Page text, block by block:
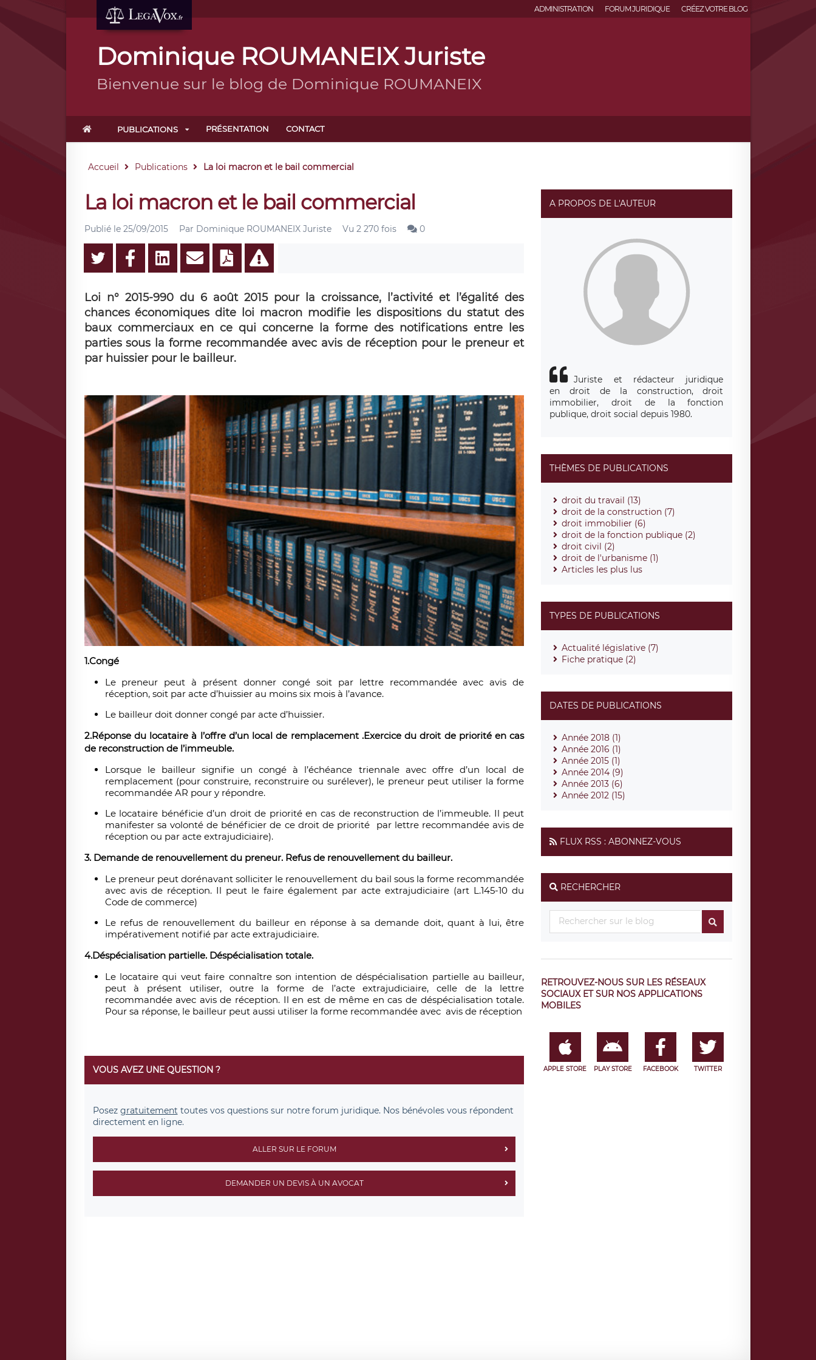
ADMINISTRATION FORUM JURIDIQUE CRÉEZ VOTRE BLOG
Dominique ROUMANEIX Juriste
Bienvenue sur le blog de Dominique ROUMANEIX
PUBLICATIONS PRÉSENTATION CONTACT
Accueil Publications La loi macron et le bail commercial
La loi macron et le bail commercial
Publié le 25/09/2015 Par Dominique ROUMANEIX Juriste Vu 2 270 fois 0
Loi n° 2015-990 du 6 août 2015 pour la croissance, l’activité et l’égalité des
chances économiques dite loi macron modifie les dispositions du statut des
baux commerciaux en ce qui concerne la forme des notifications entre les
parties sous la forme recommandée avec avis de réception pour le preneur et
par huissier pour le bailleur.
1.Congé
Le preneur peut à présent donner congé soit par lettre recommandée avec avis de
réception, soit par acte d’huissier au moins six mois à l’avance.
Le bailleur doit donner congé par acte d’huissier.
2.Réponse du locataire à l’offre d’un local de remplacement .Exercice du droit de priorité en cas
de reconstruction de l’immeuble.
Lorsque le bailleur signifie un congé à l’échéance triennale avec offre d’un local de
remplacement (pour construire, reconstruire ou surélever), le preneur peut utiliser la forme
recommandée AR pour y répondre.
Le locataire bénéficie d’un droit de priorité en cas de reconstruction de l’immeuble. Il peut
manifester sa volonté de bénéficier de ce droit de priorité par lettre recommandée avis de
réception ou par acte extrajudiciaire).
3. Demande de renouvellement du preneur. Refus de renouvellement du bailleur.
Le preneur peut dorénavant solliciter le renouvellement du bail sous la forme recommandée
avec avis de réception. Il peut le faire également par acte extrajudiciaire (art L.145-10 du
Code de commerce)
Le refus de renouvellement du bailleur en réponse à sa demande doit, quant à lui, être
impérativement notifié par acte extrajudiciaire.
4.Déspécialisation partielle. Déspécialisation totale.
Le locataire qui veut faire connaître son intention de déspécialisation partielle au bailleur,
peut à présent utiliser, outre la forme de l’acte extrajudiciaire, celle de la lettre
recommandée avec avis de réception. Il en est de même en cas de déspécialisation totale.
Pour sa réponse, le bailleur peut aussi utiliser la forme recommandée avec avis de réception
VOUS AVEZ UNE QUESTION ?
Posez gratuitement toutes vos questions sur notre forum juridique. Nos bénévoles vous répondent
directement en ligne.
ALLER SUR LE FORUM
DEMANDER UN DEVIS À UN AVOCAT
A PROPOS DE L'AUTEUR
Juriste et rédacteur juridique
en droit de la construction, droit
immobilier, droit de la fonction
publique, droit social depuis 1980.
THÈMES DE PUBLICATIONS
droit du travail (13)
droit de la construction (7)
droit immobilier (6)
droit de la fonction publique (2)
droit civil (2)
droit de l'urbanisme (1)
Articles les plus lus
TYPES DE PUBLICATIONS
Actualité législative (7)
Fiche pratique (2)
DATES DE PUBLICATIONS
Année 2018 (1)
Année 2016 (1)
Année 2015 (1)
Année 2014 (9)
Année 2013 (6)
Année 2012 (15)
FLUX RSS : ABONNEZ-VOUS
RECHERCHER
RETROUVEZ-NOUS SUR LES RÉSEAUX
SOCIAUX ET SUR NOS APPLICATIONS
MOBILES
APPLE STORE PLAY STORE FACEBOOK TWITTER